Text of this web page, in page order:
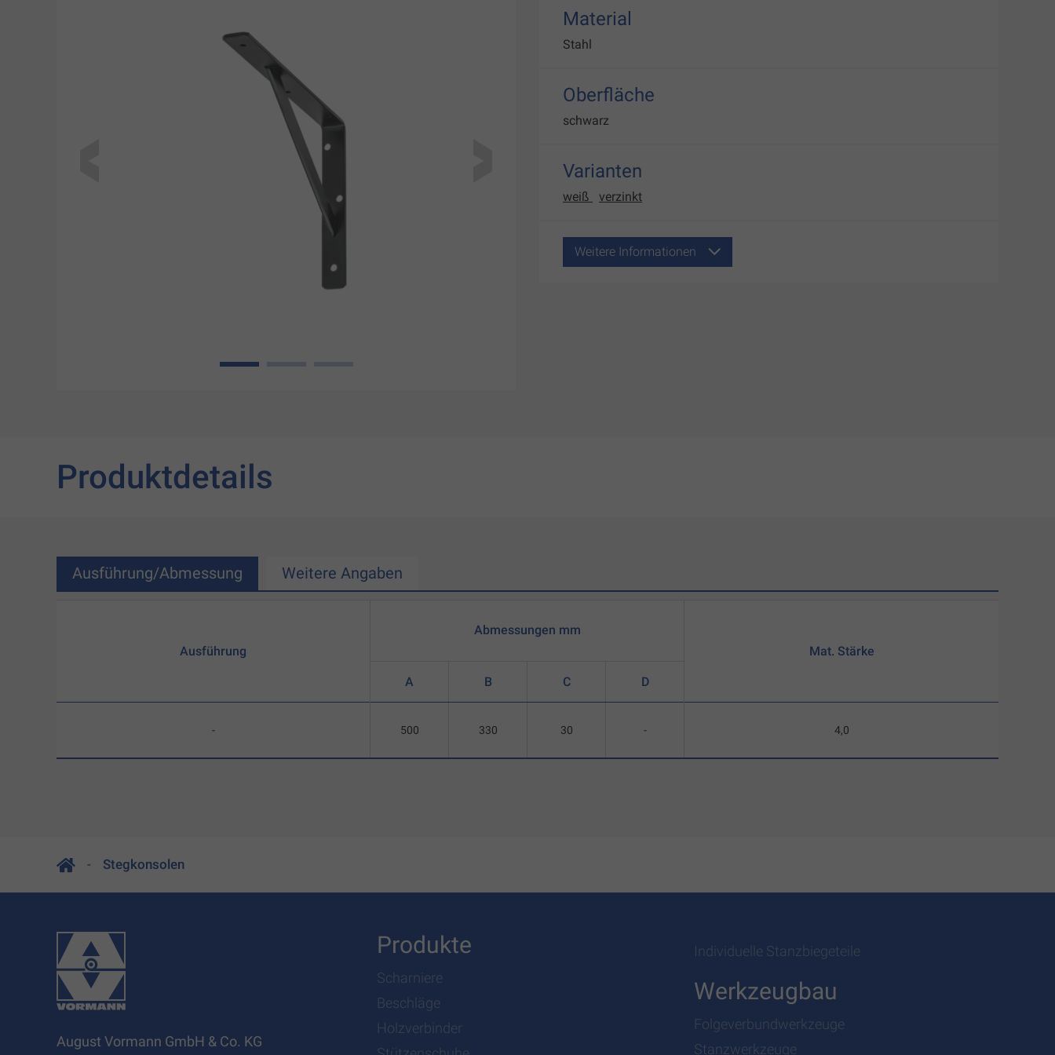
1
Material
Stahl
Oberfläche
schwarz
Varianten
weiß verzinkt
Weitere Informationen
Produktdetails
Ausführung/Abmessung Weitere Angaben
Ausführung
-
Abmessungen mm
A B C D
500 330 30 -
Mat. Stärke
4,0
Stegkonsolen
August Vormann GmbH & Co. KG
Produkte
Scharniere
Beschläge
Holzverbinder
Individuelle Stanzbiegeteile
Werkzeugbau
Folgeverbundwerkzeuge
Stanzwerkzeuge